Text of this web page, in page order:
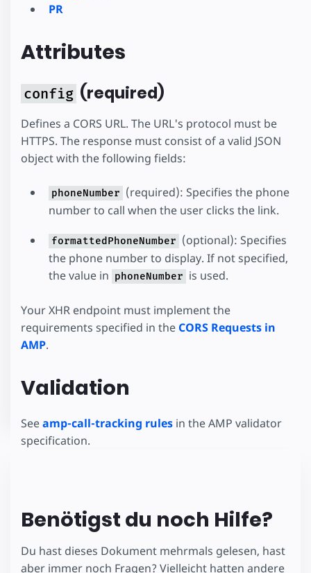
PR
Attributes
config (required)
Defines a CORS URL. The URL's protocol must be
HTTPS. The response must consist of a valid JSON
object with the following fields:
phoneNumber (required): Specifies the phone
number to call when the user clicks the link.
formattedPhoneNumber (optional): Specifies
the phone number to display. If not specified,
the value in phoneNumber is used.
Your XHR endpoint must implement the
requirements specified in the CORS Requests in
AMP.
Validation
Seeamp-call-tracking rules in the AMP validator
specification.
Benötigst du noch Hilfe?
Du hast dieses Dokument mehrmals gelesen, hast
aber immer noch Fragen? Vielleicht hatten andere